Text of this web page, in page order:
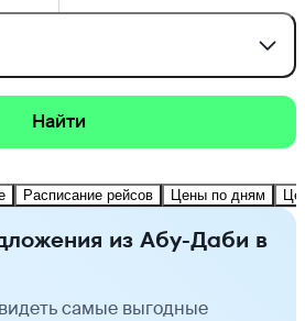
Найти
Расписание рейсов Цены по дням
из Абу-Даби в
самые выгодные